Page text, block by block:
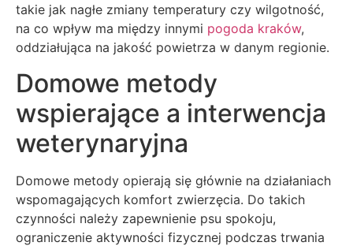
takie jak nagłe zmiany temperatury czy wilgotność,
na co wpływ ma między innymi pogoda kraków,
oddziałująca na jakość powietrza w danym regionie.
Domowe metody
wspierające a interwencja
weterynaryjna
Domowe metody opierają się głównie na działaniach
wspomagających komfort zwierzęcia. Do takich
czynności należy zapewnienie psu spokoju,
ograniczenie aktywności fizycznej podczas trwania